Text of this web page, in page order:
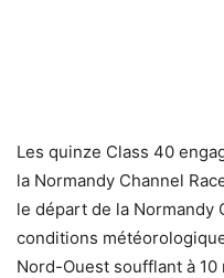
Les quinze Class 40
la Normandy Channel
le départ de la Normandy
conditions
Nord-Ouest soufflant à